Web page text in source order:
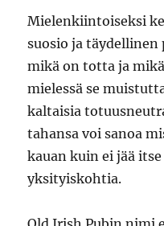
Mielenkiintoiseksi
suosio ja
mikä on totta ja
mielessä se
kaltaisia
tahansa voi sanoa
kauan kuin ei jää
yksityiskohtia.